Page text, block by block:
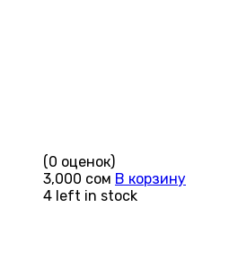
(0 оценок)
3,000 сом В корзину
4 left in stock